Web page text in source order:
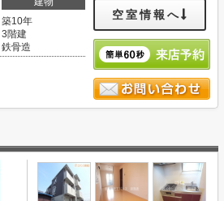
築10年
3階建
鉄骨造
空室情報へ